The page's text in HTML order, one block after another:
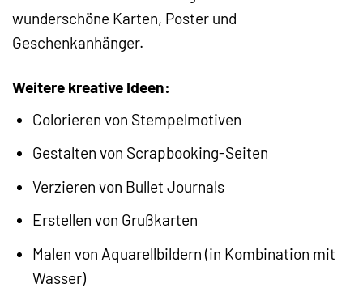
wunderschöne Karten, Poster und
Geschenkanhänger.
Weitere kreative Ideen:
Colorieren von Stempelmotiven
Gestalten von Scrapbooking-Seiten
Verzieren von Bullet Journals
Erstellen von Grußkarten
Malen von Aquarellbildern (in Kombination mit
Wasser)